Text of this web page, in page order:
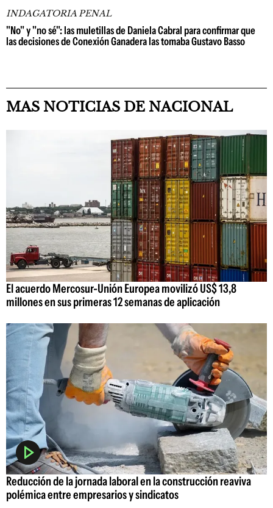
INDAGATORIA PENAL
"No" y "no sé": las muletillas de Daniela Cabral para confirmar que
las decisiones de Conexión Ganadera las tomaba Gustavo Basso
MAS NOTICIAS DE NACIONAL
El acuerdo Mercosur-Unión Europea movilizó US$ 13,8
millones en sus primeras 12 semanas de aplicación
Reducción de la jornada laboral en la construcción reaviva
polémica entre empresarios y sindicatos